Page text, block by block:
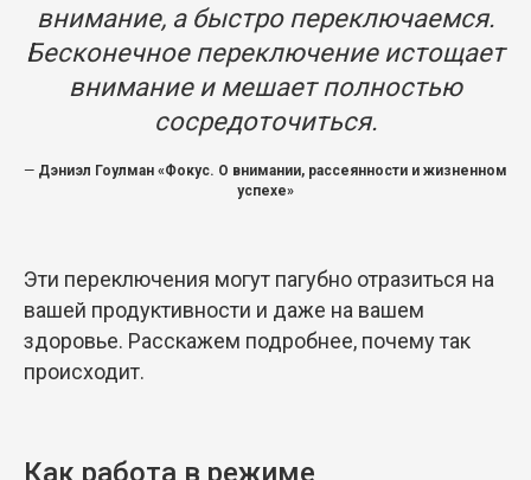
внимание, а быстро переключаемся.
Бесконечное переключение истощает
внимание и мешает полностью
сосредоточиться.
— Дэниэл Гоулман «Фокус. О внимании, рассеянности и жизненном
успехе»
Эти переключения могут пагубно отразиться на
вашей продуктивности и даже на вашем
здоровье. Расскажем подробнее, почему так
происходит.
Как работа в режиме